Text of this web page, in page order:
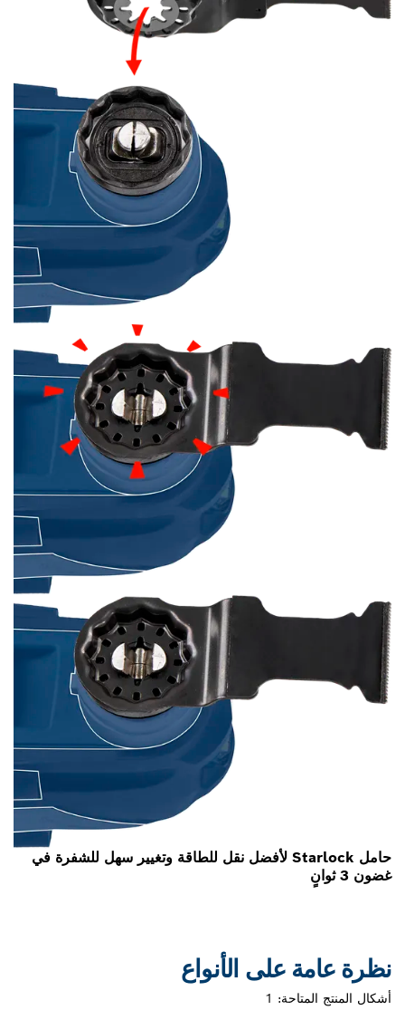
حامل Starlock لأفضل نقل للطاقة وتغيير سهل للشفرة في
غضون 3 ثوانٍ
نظرة عامة على الأنواع
أشكال المنتج المتاحة: 1